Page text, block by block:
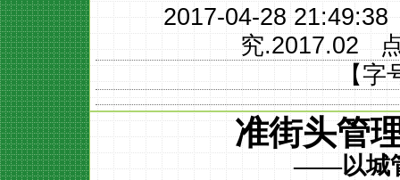
2017-04-28
究.2017.02点
【字
准街头管
——以城